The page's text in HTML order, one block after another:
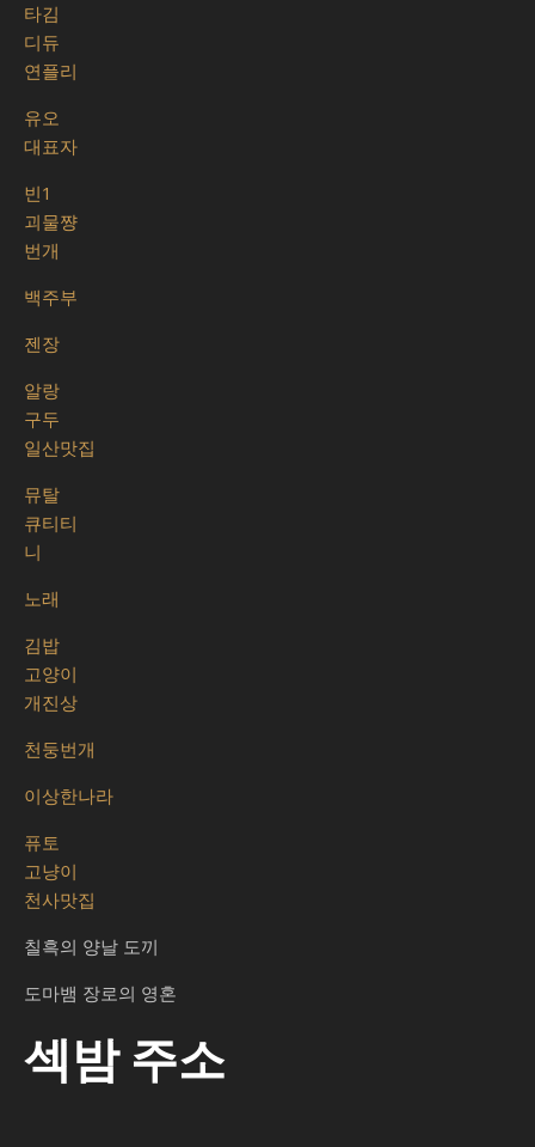
타김
디듀
연플리
유오
대표자
빈1
괴물쨩
번개
백주부
젠장
알랑
구두
일산맛집
뮤탈
큐티티
니
노래
김밥
고양이
개진상
천둥번개
이상한나라
퓨토
고냥이
천사맛집
칠흑의 양날 도끼
도마뱀 장로의 영혼
섹밤 주소